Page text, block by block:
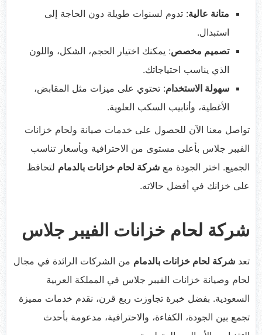
متانة عالية: تدوم لسنوات طويلة دون الحاجة إلى
استبدال.
تصميم مخصص: يمكنك اختيار الحجم، الشكل، واللون
الذي يناسب احتياجاتك.
سهولة الاستخدام: تحتوي على ميزات مثل المقابض،
الأغطية، وأنابيب السكب العلوية.
تواصل معنا الآن للحصول على خدمات صيانة ولحام خزانات
الفيبر جلاس بأعلى مستوى من الاحترافية وبأسعار تناسب
الجميع. اختر الجودة مع شركة لحام خزانات بالدمام لتحافظ
على خزانك في أفضل حالاته.
شركة لحام خزانات الفيبر جلاس
تعد شركة لحام خزانات بالدمام من الشركات الرائدة في مجال
لحام وصيانة خزانات الفيبر جلاس في المملكة العربية
السعودية. بفضل خبرة تجاوزت ربع قرن، نقدم خدمات مميزة
تجمع بين الجودة، الكفاءة، والاحترافية، مدعومة بأحدث